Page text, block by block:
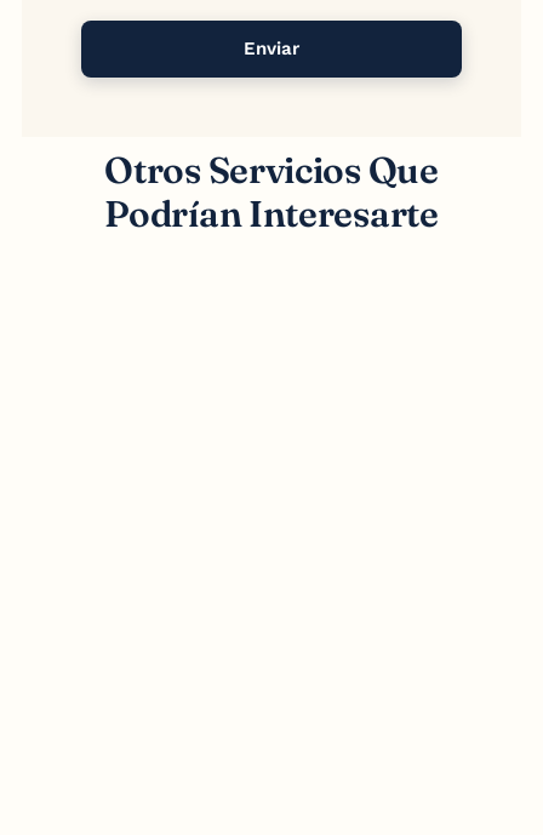
Enviar
Otros Servicios Que
Podrían Interesarte